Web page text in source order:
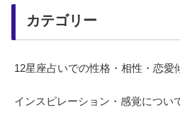
カテゴリー
12星座占いでの性格・相性・恋愛
インスピレーション・感覚につい